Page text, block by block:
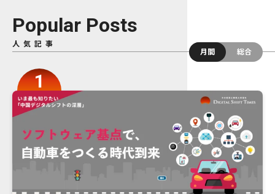
Popular Posts
人気記事
月間
総合